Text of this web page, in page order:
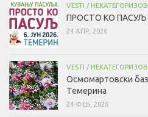
VESTI /
ПРОСТО КО ПАСУЉ
24 АПР, 2026
VESTI /
Осмомартовски
Темерина
24 ФЕБ, 2026